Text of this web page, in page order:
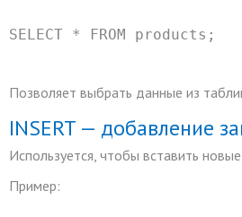
SELECT * FROM products;
Позволяет выбрать данные из
INSERT — добавление
Используется, чтобы вставить
Пример: